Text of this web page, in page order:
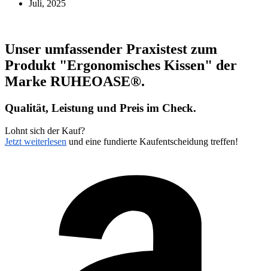
Juli, 2025
Unser umfassender Praxistest zum
Produkt "Ergonomisches Kissen" der
Marke RUHEOASE®.
Qualität, Leistung und Preis im Check.
Lohnt sich der Kauf?
Jetzt weiterlesen und eine fundierte Kaufentscheidung treffen!